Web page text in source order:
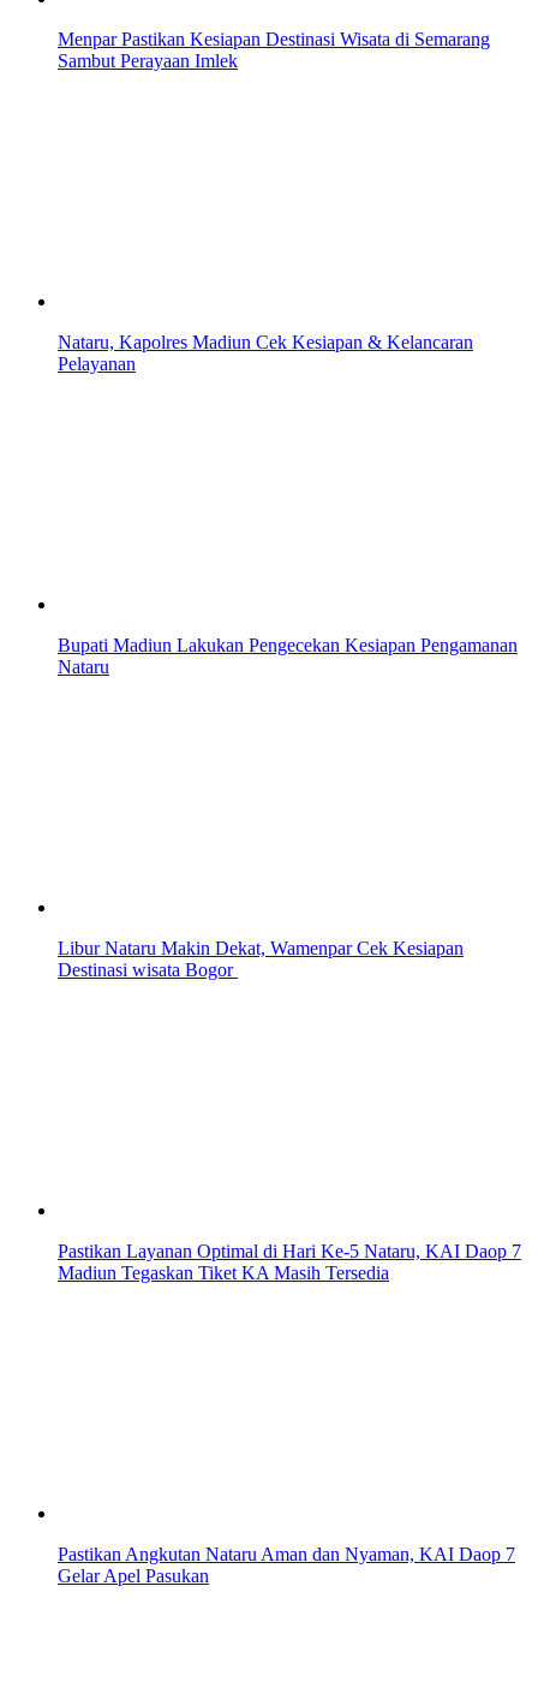
Menpar Pastikan Kesiapan Destinasi Wisata di Semarang
Sambut Perayaan Imlek
Nataru, Kapolres Madiun Cek Kesiapan & Kelancaran
Pelayanan
Bupati Madiun Lakukan Pengecekan Kesiapan Pengamanan
Nataru
Libur Nataru Makin Dekat, Wamenpar Cek Kesiapan
Destinasi wisata Bogor
Pastikan Layanan Optimal di Hari Ke-5 Nataru, KAI Daop 7
Madiun Tegaskan Tiket KA Masih Tersedia
Pastikan Angkutan Nataru Aman dan Nyaman, KAI Daop 7
Gelar Apel Pasukan